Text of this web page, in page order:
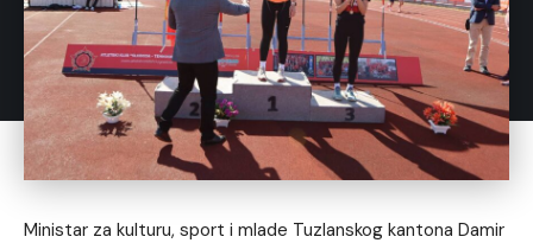
Ministar za kulturu, sport i mlade Tuzlanskog kantona Damir